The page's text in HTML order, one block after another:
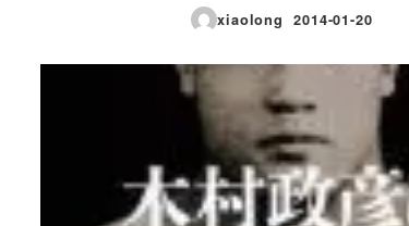
xiaolong
投稿日
2014-01-20